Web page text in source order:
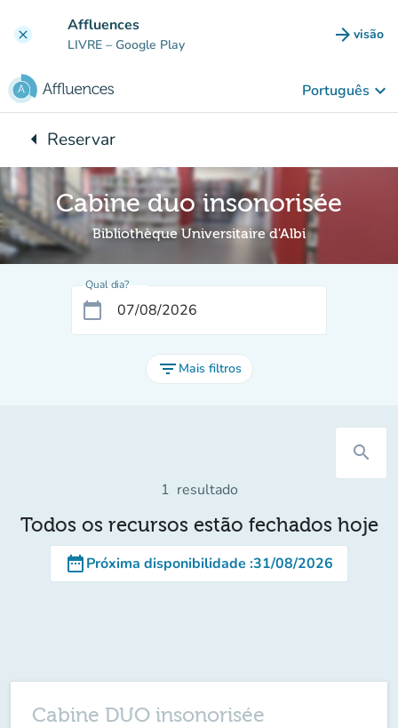
clear Affluences
LIVRE – Google Play arrow_forward visão
(novo
Português keyboard_arrow_down
arrow_leftVoltar para:
Reservar
Cabine duo insonorisée
Bibliothèque Universitaire d'Albi
Qual dia?
calendar_today
filter_list Mais filtros
search
1 resultado
Todos os recursos estão fechados hoje
date_rangePróxima disponibilidade :31/08/2026
Cabine DUO insonorisée